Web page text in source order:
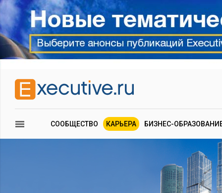
СООБЩЕСТВО КАРЬЕРА БИЗНЕС-